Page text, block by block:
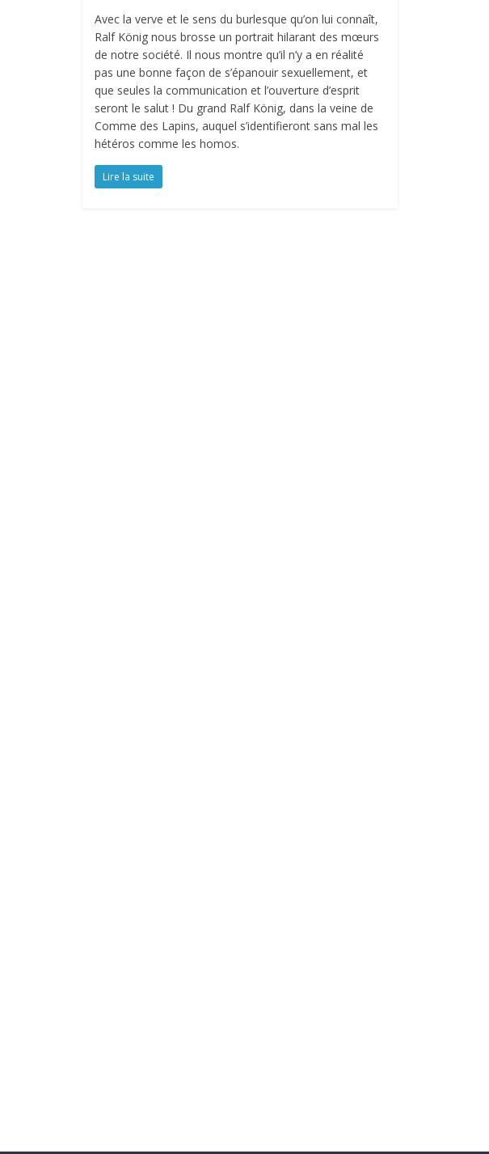
Avec la verve et le sens du burlesque qu’on lui connaît,
Ralf König nous brosse un portrait hilarant des mœurs
de notre société. Il nous montre qu’il n’y a en réalité
pas une bonne façon de s’épanouir sexuellement, et
que seules la communication et l’ouverture d’esprit
seront le salut ! Du grand Ralf König, dans la veine de
Comme des Lapins, auquel s’identifieront sans mal les
hétéros comme les homos.
Lire la suite